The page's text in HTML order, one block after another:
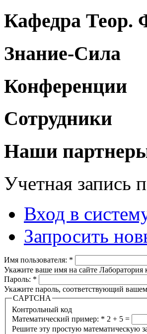
Кафедра Теор.
Знание-Сила
Конференции
Сотрудники
Наши
Учетная запись
Вход в
Запросить
Имя пользователя: *
Укажите ваше имя на сайте Лаборатория
Пароль: *
Укажите пароль, соответствующий
CAPTCHA
Контрольный код
Математический пример: * 2 + 5 =
Решите эту простую математическую